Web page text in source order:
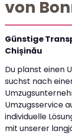
von
Günstige
Chișinău
Du planst einen
suchst nach
Umzugsservice
individuelle
mit unserer